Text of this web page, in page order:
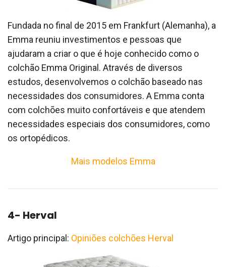
Fundada no final de 2015 em Frankfurt (Alemanha), a
Emma reuniu investimentos e pessoas que
ajudaram a criar o que é hoje conhecido como o
colchão Emma Original. Através de diversos
estudos, desenvolvemos o colchão baseado nas
necessidades dos consumidores. A Emma conta
com colchões muito confortáveis e que atendem
necessidades especiais dos consumidores, como
os ortopédicos.
Mais modelos Emma
4- Herval
Artigo principal: Opiniões colchões Herval